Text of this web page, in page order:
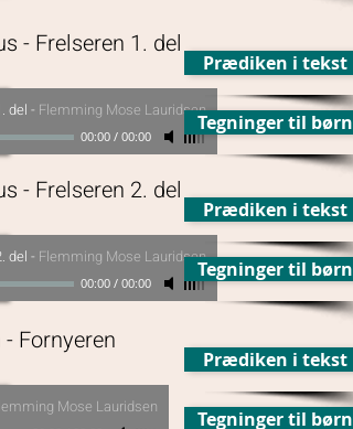
- Frelseren 1. del
del - Flemming Mose Lauridsen
00:00 / 00:00
Prædiken i tekst
Tegninger til børn
- Frelseren 2. del
del - Flemming Mose Lauridsen
00:00 / 00:00
Prædiken i tekst
Tegninger til børn
Fornyeren
Mose Lauridsen
Prædiken i tekst
Tegninger til børn